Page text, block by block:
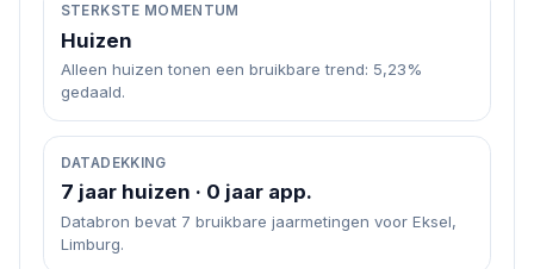
STERKSTE MOMENTUM
Huizen
Alleen huizen tonen een bruikbare trend: 5,23%
gedaald.
DATADEKKING
7 jaar huizen · 0 jaar app.
Databron bevat 7 bruikbare jaarmetingen voor Eksel,
Limburg.